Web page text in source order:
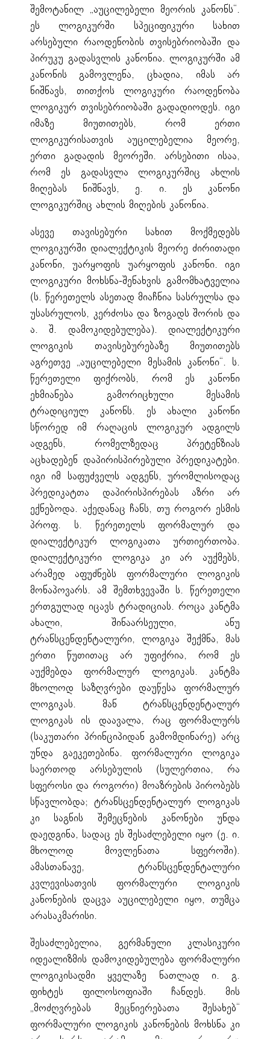
შემოტანილ „აუცილებელი მეორის კანონს“.
ეს ლოგიკურში სპეციფიკური სახით
არსებული რაოდენობის თვისებრიობაში და
პირუკუ გადასვლის კანონია. ლოგიკურში ამ
კანონის გამოვლენა, ცხადია, იმას არ
ნიშნავს, თითქოს ლოგიკური რაოდენობა
ლოგიკურ თვისებრიობაში გადადიოდეს. იგი
იმაზე მიუთითებს, რომ ერთი
ლოგიკურისათვის აუცილებელია მეორე,
ერთი გადადის მეორეში. არსებითი ისაა,
რომ ეს გადასვლა ლოგიკურშიც ახლის
მიღებას ნიშნავს, ე. ი. ეს კანონი
ლოგიკურშიც ახლის მიღების კანონია.
ასევე თავისებური სახით მოქმედებს
ლოგიკურში დიალექტიკის მეორე ძირითადი
კანონი, უარყოფის უარყოფის კანონი. იგი
ლოგიკური მოხსნა-შენახვის გამომხატველია
(ს. წერეთელს ასეთად მიაჩნია სასრულსა და
უსასრულოს, კერძოსა და ზოგადს შორის და
ა. შ. დამოკიდებულება). დიალექტიკური
ლოგიკის თავისებურებაზე მიუთითებს
აგრეთვე „აუცილებელი მესამის კანონი“. ს.
წერეთელი ფიქრობს, რომ ეს კანონი
ეხმიანება გამორიცხული მესამის
ტრადიციულ კანონს. ეს ახალი კანონი
სწორედ იმ რაღაცის ლოგიკურ ადგილს
ადგენს, რომელზედაც პრეტენზიას
აცხადებენ დაპირისპირებული პრედიკატები.
იგი იმ საფუძველს ადგენს, ურომლისოდაც
პრედიკატთა დაპირისპირებას აზრი არ
ექნებოდა. აქედანაც ჩანს, თუ როგორ ესმის
პროფ. ს. წერეთელს ფორმალურ და
დიალექტიკურ ლოგიკათა ურთიერთობა.
დიალექტიკური ლოგიკა კი არ აუქმებს,
არამედ აფუძნებს ფორმალური ლოგიკის
მონაპოვარს. ამ შემთხვევაში ს. წერეთელი
ერთგულად იცავს ტრადიციას. როცა კანტმა
ახალი, შინაარსეული, ანუ
ტრანსცენდენტალური, ლოგიკა შექმნა, მას
ერთი წუთითაც არ უფიქრია, რომ ეს
აუქმებდა ფორმალურ ლოგიკას. კანტმა
მხოლოდ საზღვრები დაუწესა ფორმალურ
ლოგიკას. მან ტრანსცენდენტალურ
ლოგიკას ის დაავალა, რაც ფორმალურს
(საკუთარი პრინციპიდან გამომდინარე) არც
უნდა გაეკეთებინა. ფორმალური ლოგიკა
საერთოდ არსებულის (სულერთია, რა
სფეროსი და როგორი) მოაზრების პირობებს
სწავლობდა; ტრანსცენდენტალურ ლოგიკას
კი საგნის შემეცნების კანონები უნდა
დაედგინა, სადაც ეს შესაძლებელი იყო (ე. ი.
მხოლოდ მოვლენათა სფეროში).
ამასთანავე, ტრანსცენდენტალური
კვლევისათვის ფორმალური ლოგიკის
კანონების დაცვა აუცილებელი იყო, თუმცა
არასაკმარისი.
შესაძლებელია, გერმანული კლასიკური
იდეალიზმის დამოკიდებულება ფორმალური
ლოგიკისადმი ყველაზე ნათლად ი. გ.
ფიხტეს ფილოსოფიაში ჩანდეს. მის
„მოძღვრებას მეცნიერებათა შესახებ“
ფორმალური ლოგიკის კანონების მოხსნა კი